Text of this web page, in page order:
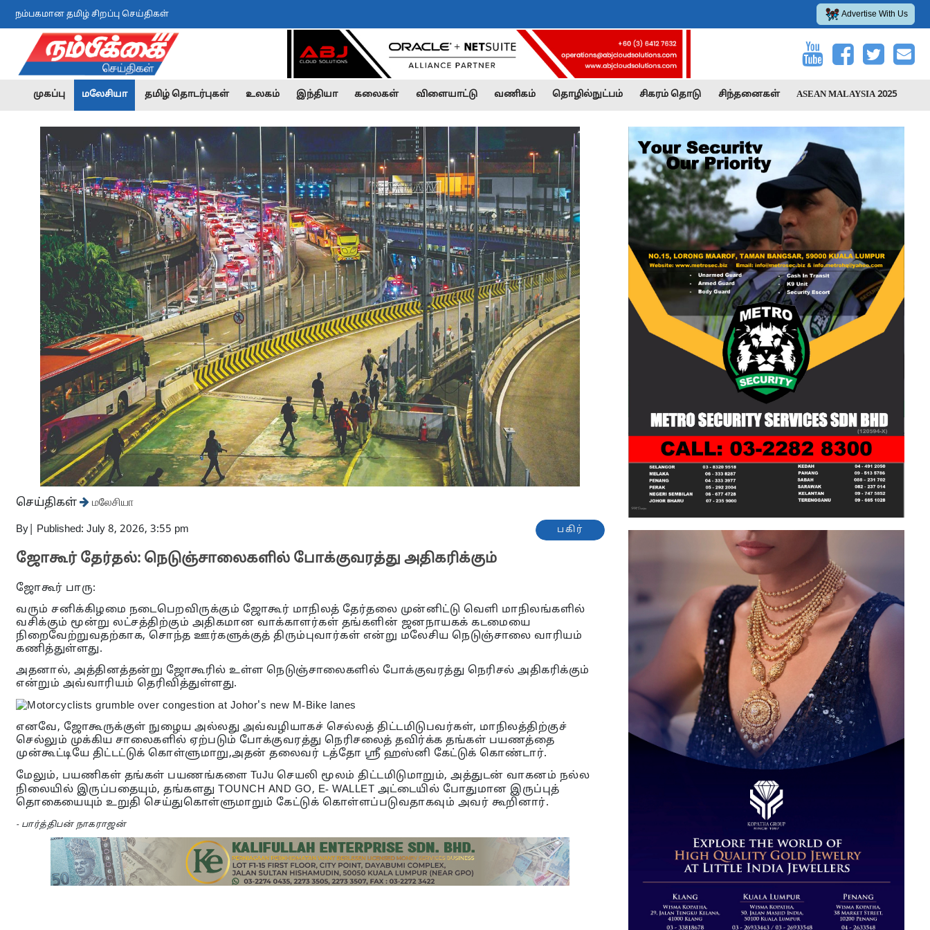
நம்பகமான தமிழ் சிறப்பு செய்திகள் Advertise With Us
முகப்பு மலேசியா தமிழ் தொடர்புகள் உலகம் இந்தியா கலைகள் விளையாட்டு வணிகம் தொழில்நுட்பம் சிகரம் தொடு சிந்தனைகள் ASEAN MALAYSIA 2025
செய்திகள் மலேசியா
By Published: July 8, 2026, 3:55 pm பகிர்
ஜோகூர் தேர்தல்: நெடுஞ்சாலைகளில் போக்குவரத்து அதிகரிக்கும்
ஜோகூர் பாரு:
வரும் சனிக்கிழமை நடைபெறவிருக்கும் ஜோகூர் மாநிலத் தேர்தலை முன்னிட்டு வெளி மாநிலங்களில்
வசிக்கும் மூன்று லட்சத்திற்கும் அதிகமான வாக்காளர்கள் தங்களின் ஜனநாயகக் கடமையை
நிறைவேற்றுவதற்காக, சொந்த ஊர்களுக்குத் திரும்புவார்கள் என்று மலேசிய நெடுஞ்சாலை வாரியம்
கணித்துள்ளது.
அதனால், அத்தினத்தன்று ஜோகூரில் உள்ள நெடுஞ்சாலைகளில் போக்குவரத்து நெரிசல் அதிகரிக்கும்
என்றும் அவ்வாரியம் தெரிவித்துள்ளது.
எனவே, ஜோகூருக்குள் நுழைய அல்லது அவ்வழியாகச் செல்லத் திட்டமிடுபவர்கள், மாநிலத்திற்குச்
செல்லும் முக்கிய சாலைகளில் ஏற்படும் போக்குவரத்து நெரிசலைத் தவிர்க்க தங்கள் பயணத்தை
முன்கூட்டியே திட்டட்டுக் கொள்ளுமாறு,அதன் தலைவர் டத்தோ ஶ்ரீ ஹஸ்னி கேட்டுக் கொண்டார்.
மேலும், பயணிகள் தங்கள் பயணங்களை TuJu செயலி மூலம் திட்டமிடுமாறும், அத்துடன் வாகனம் நல்ல
நிலையில் இருப்பதையும், தங்களது TOUNCH AND GO, E- WALLET அட்டையில் போதுமான இருப்புத்
தொகையையும் உறுதி செய்துகொள்ளுமாறும் கேட்டுக் கொள்ளப்படுவதாகவும் அவர் கூறினார்.
- பார்த்திபன் நாகராஜன்